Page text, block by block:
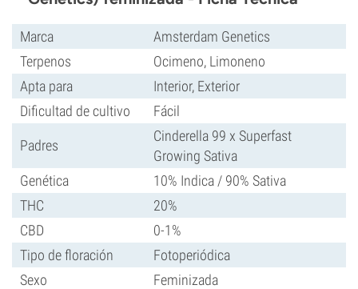
Marca
Amsterdam Genetics
Terpenos
Ocimeno, Limoneno
Apta para
Interior, Exterior
Dificultad de cultivo
Fácil
Padres
Cinderella 99 x Superfast
Growing Sativa
Genética
10% Indica / 90% Sativa
THC
20%
CBD
0-1%
Tipo de floración
Fotoperiódica
Sexo
Feminizada